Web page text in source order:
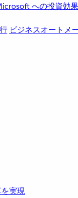
への投資効果
ビジネスオートメ
実現